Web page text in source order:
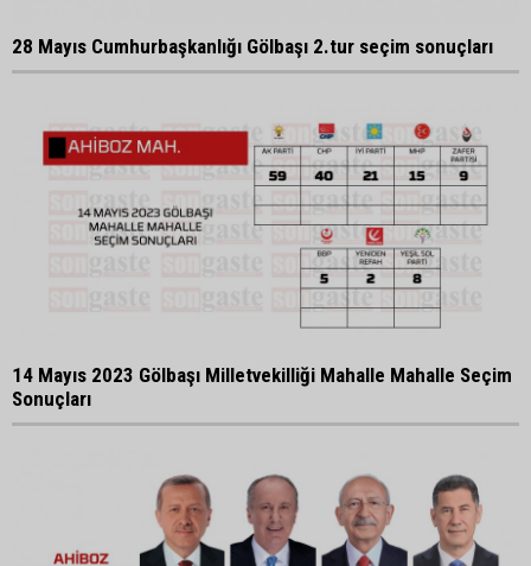
28 Mayıs Cumhurbaşkanlığı Gölbaşı 2.tur seçim sonuçları
14 Mayıs 2023 Gölbaşı Milletvekilliği Mahalle Mahalle Seçim
Sonuçları